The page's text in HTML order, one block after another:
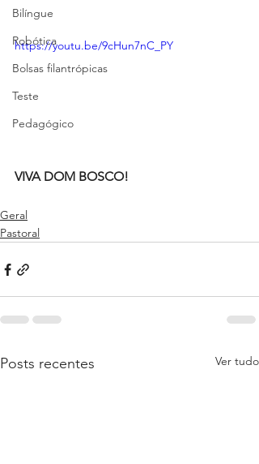
Bilíngue
Robótica
Bolsas filantrópicas
Teste
Pedagógico
https://youtu.be/9cHun7nC_PY
VIVA DOM BOSCO!
Geral
Pastoral
Posts recentes Ver tudo